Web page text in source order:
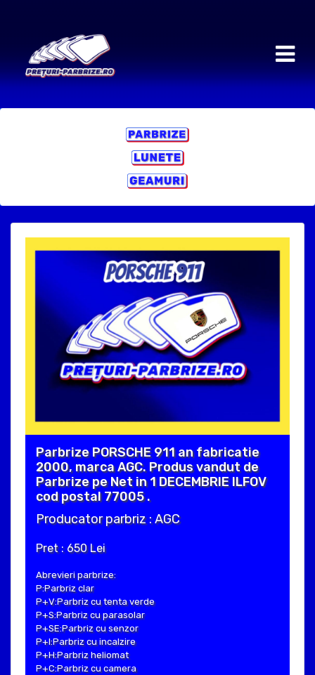
Parbrize PORSCHE 911 an fabricatie
2000, marca AGC. Produs vandut de
Parbrize pe Net in 1 DECEMBRIE ILFOV
cod postal 77005 .
Producator parbriz : AGC
Pret : 650 Lei
Abrevieri parbrize:
P:Parbriz clar
P+V:Parbriz cu tenta verde
P+S:Parbriz cu parasolar
P+SE:Parbriz cu senzor
P+I:Parbriz cu incalzire
P+H:Parbriz heliomat
P+C:Parbriz cu camera